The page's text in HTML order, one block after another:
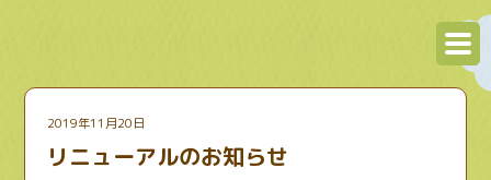
2019年11月20日
リニューアルのお知らせ